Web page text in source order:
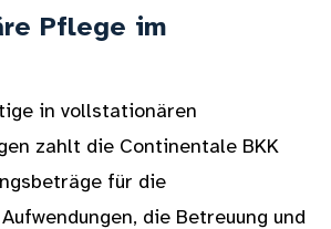
Pflege im
in vollstationären
zahlt die Continentale BKK
für die
die Betreuung und